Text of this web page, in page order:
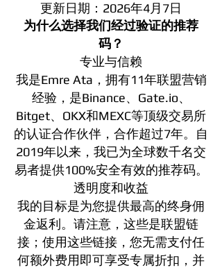
更新日期：2026年4月7日
为什么选择我们经过验证的推荐
码？
专业与信赖
我是Emre Ata，拥有11年联盟营销
经验，是Binance、Gate.io、
Bitget、OKX和MEXC等顶级交易所
的认证合作伙伴，合作超过7年。自
2019年以来，我已为全球数千名交
易者提供100%安全有效的推荐码。
透明度和收益
我的目标是为您提供最高的终身佣
金返利。请注意，这些是联盟链
接；使用这些链接，您无需支付任
何额外费用即可享受专属折扣，并